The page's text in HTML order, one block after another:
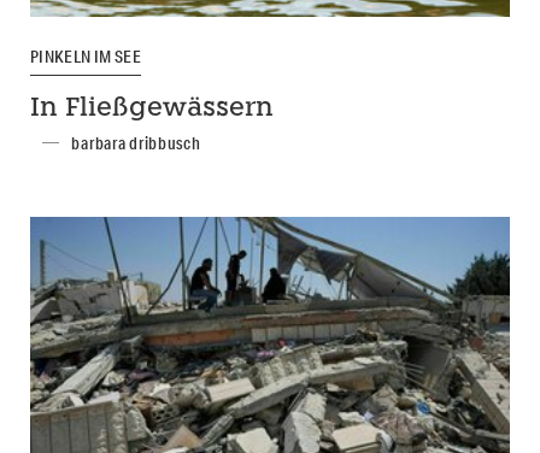
PINKELN IM SEE
In Fließgewässern
barbara dribbusch